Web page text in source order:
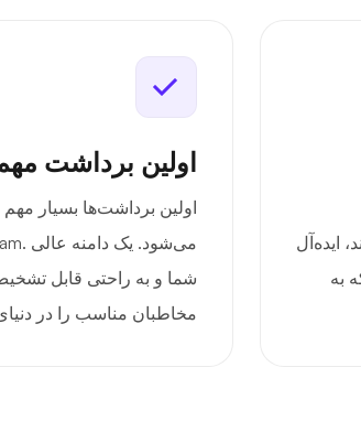
ایده‌آل
به
اولین برداشت
اولین برداشت‌ها بسیار
شما و به راحتی قابل
مخاطبان مناسب را در